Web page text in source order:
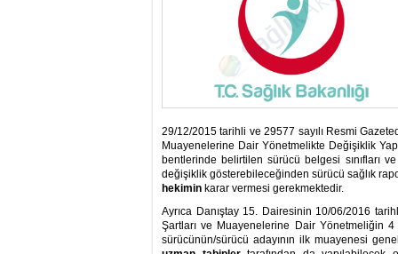
29/12/2015 tarihli ve 29577 sayılı Resmi
Muayenelerine Dair Yönetmelikte Değişiklik
bentlerinde belirtilen sürücü belgesi sınıfları
değişiklik gösterebileceğinden sürücü sağlık
hekimin karar vermesi gerekmektedir.
Ayrıca Danıştay 15. Dairesinin 10/06/2016
Şartları ve Muayenelerine Dair Yönetmeliğin
sürücünün/sürücü adayının ilk muayenesi